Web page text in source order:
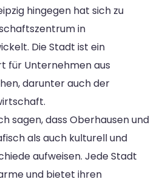
hingegen hat sich zu
in
Die Stadt ist ein
für Unternehmen aus
darunter auch der
sagen, dass Oberhausen und
als auch kulturell und
aufweisen. Jede Stadt
und bietet ihren